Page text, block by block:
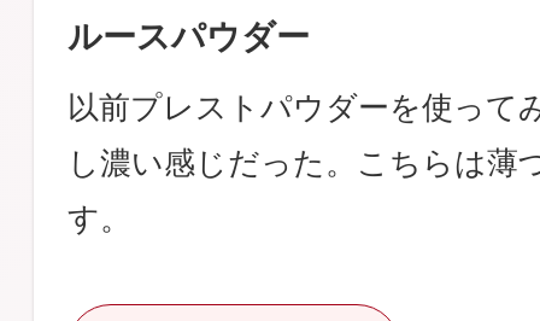
ルースパウダー
以前プレストパウダーを使って
し濃い感じだった。こちらは薄
す。